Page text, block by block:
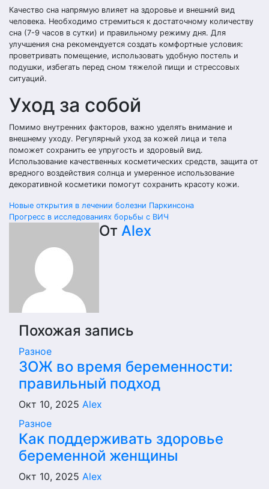
Качество сна напрямую влияет на здоровье и внешний вид
человека. Необходимо стремиться к достаточному количеству
сна (7-9 часов в сутки) и правильному режиму дня. Для
улучшения сна рекомендуется создать комфортные условия:
проветривать помещение, использовать удобную постель и
подушки, избегать перед сном тяжелой пищи и стрессовых
ситуаций.
Уход за собой
Помимо внутренних факторов, важно уделять внимание и
внешнему уходу. Регулярный уход за кожей лица и тела
поможет сохранить ее упругость и здоровый вид.
Использование качественных косметических средств, защита от
вредного воздействия солнца и умеренное использование
декоративной косметики помогут сохранить красоту кожи.
Навигация
записям
Новые открытия в лечении болезни Паркинсона
Прогресс в исследованиях борьбы с ВИЧ
От Alex
Похожая запись
Разное
ЗОЖ во время беременности:
правильный подход
Окт 10, 2025 Alex
Разное
Как поддерживать здоровье
беременной женщины
Окт 10, 2025 Alex